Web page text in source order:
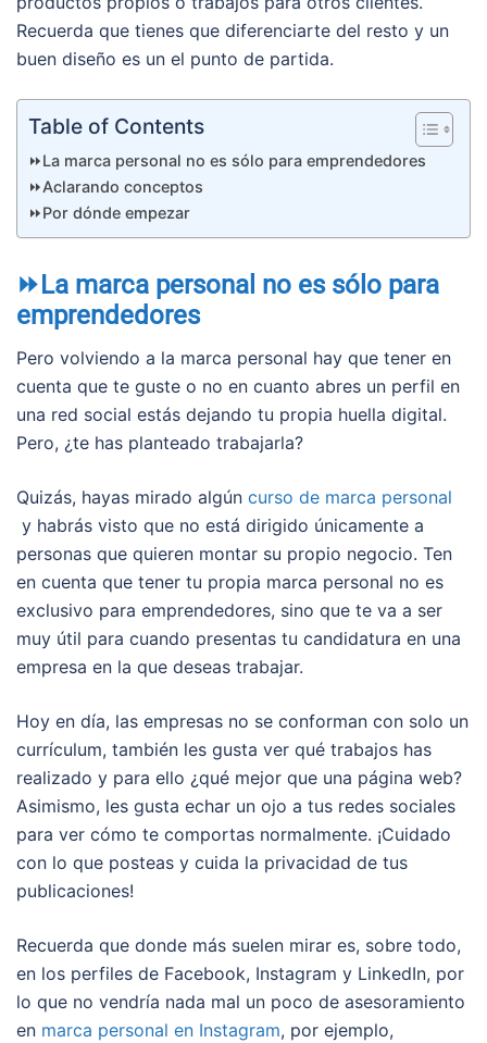
Recuerda que tienes que diferenciarte del resto y un
buen diseño es un el punto de partida.
Table of Contents
⏩La marca personal no es sólo para emprendedores
⏩Aclarando conceptos
⏩Por dónde empezar
⏩La marca personal no es sólo para
emprendedores
Pero volviendo a la marca personal hay que tener en
cuenta que te guste o no en cuanto abres un perfil en
una red social estás dejando tu propia huella digital.
Pero, ¿te has planteado trabajarla?
Quizás, hayas mirado algún curso de marca personal
y habrás visto que no está dirigido únicamente a
personas que quieren montar su propio negocio. Ten
en cuenta que tener tu propia marca personal no es
exclusivo para emprendedores, sino que te va a ser
muy útil para cuando presentas tu candidatura en una
empresa en la que deseas trabajar.
Hoy en día, las empresas no se conforman con solo un
currículum, también les gusta ver qué trabajos has
realizado y para ello ¿qué mejor que una página web?
Asimismo, les gusta echar un ojo a tus redes sociales
para ver cómo te comportas normalmente. ¡Cuidado
con lo que posteas y cuida la privacidad de tus
publicaciones!
Recuerda que donde más suelen mirar es, sobre todo,
en los perfiles de Facebook, Instagram y LinkedIn, por
lo que no vendría nada mal un poco de asesoramiento
en marca personal en Instagram, por ejemplo,